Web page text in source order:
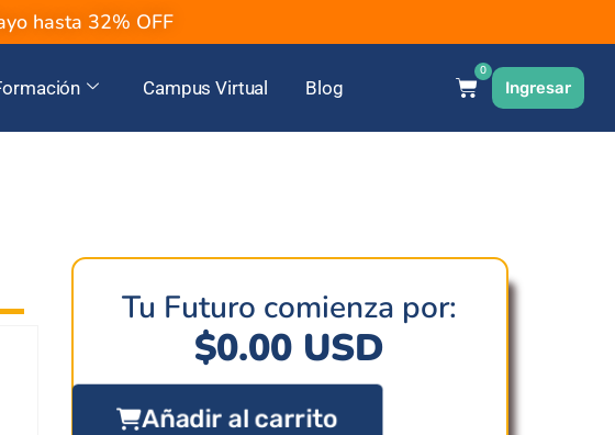
hasta 32% OFF
Campus Virtual Blog
0
Ingresar
Tu Futuro comienza por:
$0.00 USD
Añadir al carrito